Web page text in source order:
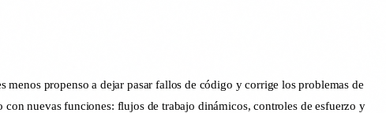
propenso a dejar pasar fallos de código y corrige los problemas de
nuevas funciones: flujos de trabajo dinámicos, controles de esfuerzo y